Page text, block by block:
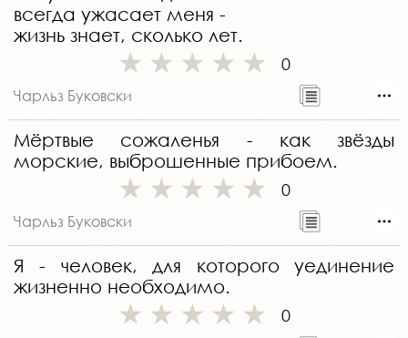
всегда ужасает меня -
жизнь знает, сколько лет.
0
Чарльз Буковски
Мёртвые сожаленья - как звёзды
морские, выброшенные прибоем.
0
Чарльз Буковски
Я - человек, для которого уединение
жизненно необходимо.
0